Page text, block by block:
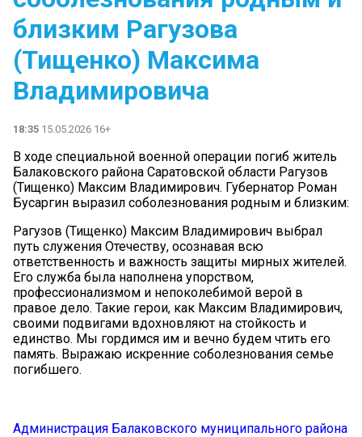
близким Рагузова
(Тищенко) Максима
Владимировича
18:35 15.05.2026 16+
В ходе специальной военной операции погиб житель
Балаковского района Саратовской области Рагузов
(Тищенко) Максим Владимирович. Губернатор Роман
Бусаргин выразил соболезнования родным и близким:
Рагузов (Тищенко) Максим Владимирович выбрал
путь служения Отечеству, осознавая всю
ответственность и важность защиты мирных жителей.
Его служба была наполнена упорством,
профессионализмом и непоколебимой верой в
правое дело. Такие герои, как Максим Владимирович,
своими подвигами вдохновляют на стойкость и
единство. Мы гордимся им и вечно будем чтить его
память. Выражаю искренние соболезнования семье
погибшего.
Администрация Балаковского муниципального района